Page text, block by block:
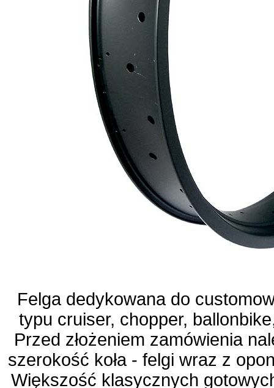
Felga dedykowana do
typu cruiser, chopper,
Przed złożeniem zamówienia
szerokość koła - felgi wraz z
Większość klasycznych